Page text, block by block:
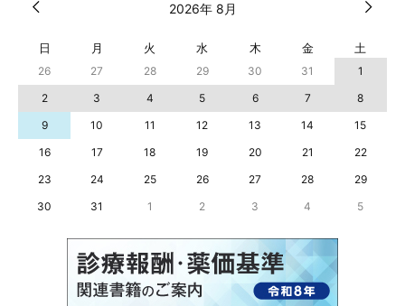
2026年 8月
日 月 火 水 木 金 土
26 27 28 29 30 31
1
2
3 4 5 6 7
8
9
10 11 12 13 14
15
16
17 18 19 20 21
22
23
24 25 26 27 28
29
30
31 1 2 3 4 5